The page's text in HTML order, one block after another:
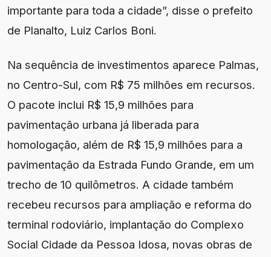
importante para toda a cidade”, disse o prefeito
de Planalto, Luiz Carlos Boni.
Na sequência de investimentos aparece Palmas,
no Centro-Sul, com R$ 75 milhões em recursos.
O pacote inclui R$ 15,9 milhões para
pavimentação urbana já liberada para
homologação, além de R$ 15,9 milhões para a
pavimentação da Estrada Fundo Grande, em um
trecho de 10 quilômetros. A cidade também
recebeu recursos para ampliação e reforma do
terminal rodoviário, implantação do Complexo
Social Cidade da Pessoa Idosa, novas obras de